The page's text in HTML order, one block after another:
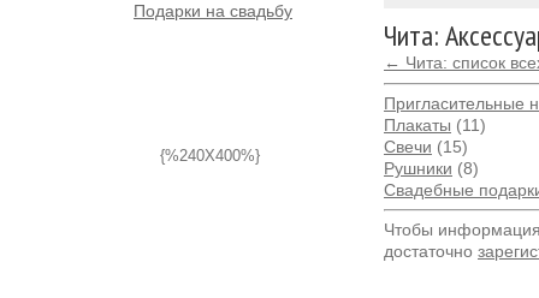
Подарки на свадьбу
{%240X400%}
Чита:
← Чита: список
Пригласительные
Плакаты (11)
Свечи (15)
Рушники (8)
Свадебные
Чтобы
достаточно